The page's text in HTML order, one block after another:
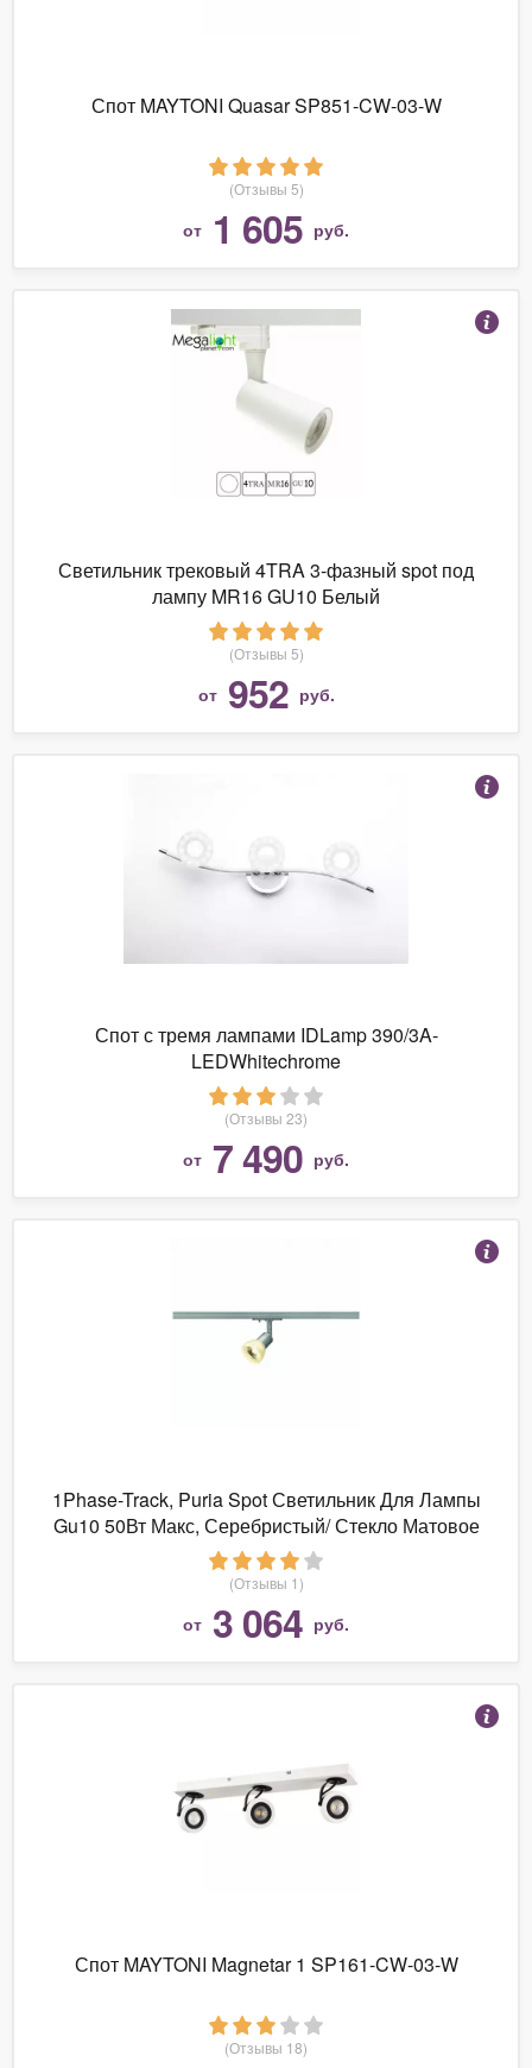
Спот MAYTONI Quasar SP851-CW-03-W
(Отзывы 5)
от 1 605 руб.
Светильник трековый 4TRA 3-фазный spot под
лампу MR16 GU10 Белый
(Отзывы 5)
от 952 руб.
Спот с тремя лампами IDLamp 390/3A-
LEDWhitechrome
(Отзывы 23)
от 7 490 руб.
1Phase-Track, Puria Spot Светильник Для Лампы
Gu10 50Вт Макс, Серебристый/ Стекло Матовое
(Отзывы 1)
от 3 064 руб.
Спот MAYTONI Magnetar 1 SP161-CW-03-W
(Отзывы 18)